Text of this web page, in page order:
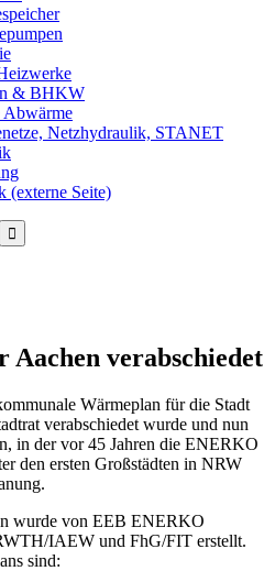
& BHKW
Abwärme
Netzhydraulik, STANET
(externe Seite)
verabschiedet
Wärmeplan für die Stadt
verabschiedet wurde und nun
in der vor 45 Jahren die ENERKO
den ersten Großstädten in NRW
wurde von EEB ENERKO
IAEW und FhG/FIT erstellt.
sind: